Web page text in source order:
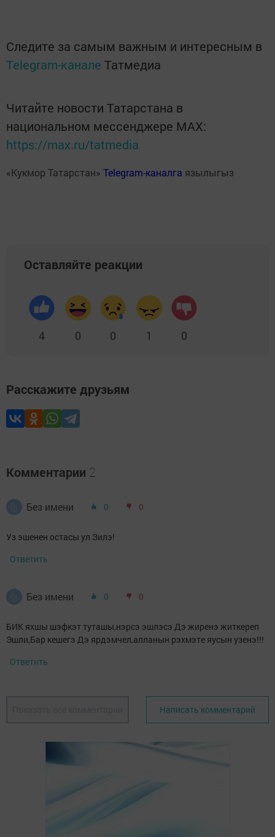
Следите за самым важным и интересным в
Telegram-канале Татмедиа
Читайте новости Татарстана в
национальном мессенджере MАХ:
https://max.ru/tatmedia
«Кукмор Татарстан» Telegram-каналга язылыгыз
Оставляйте реакции
4 0 0 1 0
Расскажите друзьям
Комментарии 2
Без имени 0 0
Уз эшенен остасы ул Зилэ!
Ответить
Без имени 0 0
БИК яхшы шэфкэт туташы,нэрсэ эшлэсэ Дэ жиренэ житкереп
Эшли,Бар кешегэ Дэ ярдэмчел,алланын рэхмэте яусын узенэ!!!
Ответить
Написать комментарий